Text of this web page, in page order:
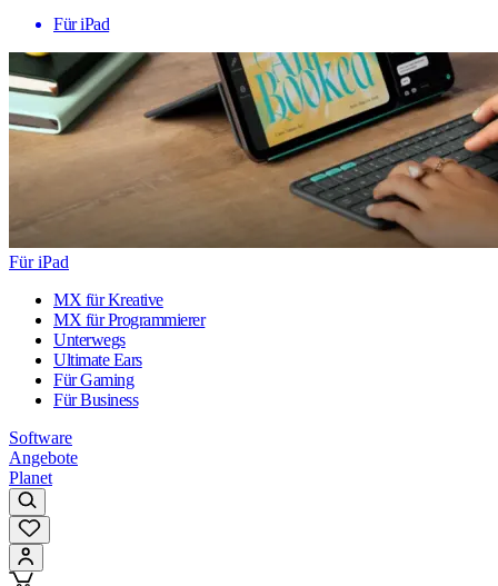
Für iPad
Für iPad
MX für Kreative
MX für Programmierer
Unterwegs
Ultimate Ears
Für Gaming
Für Business
Software
Angebote
Planet